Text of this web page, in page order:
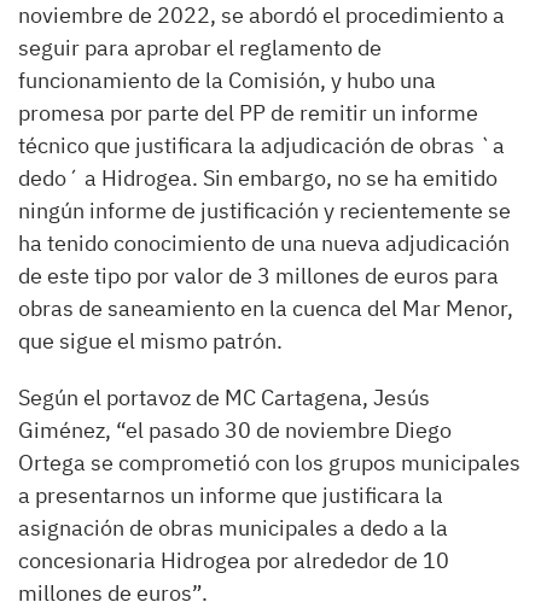
noviembre de 2022, se abordó el procedimiento a
seguir para aprobar el reglamento de
funcionamiento de la Comisión, y hubo una
promesa por parte del PP de remitir un informe
técnico que justificara la adjudicación de obras `a
dedo´ a Hidrogea. Sin embargo, no se ha emitido
ningún informe de justificación y recientemente se
ha tenido conocimiento de una nueva adjudicación
de este tipo por valor de 3 millones de euros para
obras de saneamiento en la cuenca del Mar Menor,
que sigue el mismo patrón.
Según el portavoz de MC Cartagena, Jesús
Giménez, “el pasado 30 de noviembre Diego
Ortega se comprometió con los grupos municipales
a presentarnos un informe que justificara la
asignación de obras municipales a dedo a la
concesionaria Hidrogea por alrededor de 10
millones de euros”.